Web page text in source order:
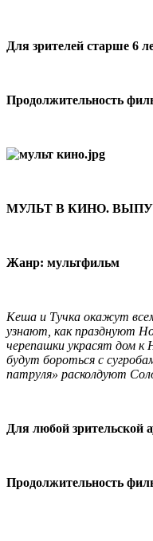
Для зрителей старше 6
Продолжительность
МУЛЬТ В КИНО.
Жанр: мультфильм
Кеша и Тучка окажут
узнают, как празднуют
черепашки украсят дом к
будут бороться с
патруля» расколдуют
Для любой зрительской
Продолжительность